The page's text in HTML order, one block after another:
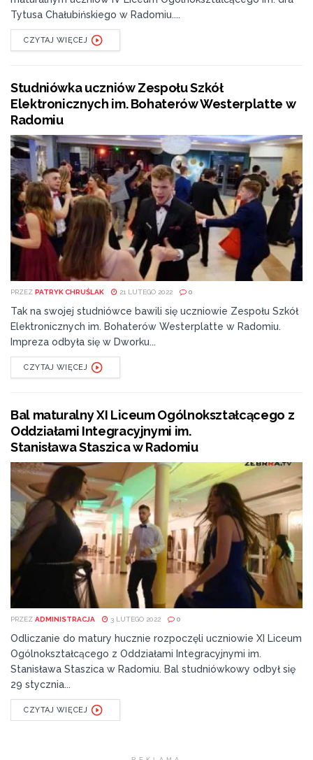
Tytusa Chałubińskiego w Radomiu....
CZYTAJ WIĘCEJ
Studniówka uczniów Zespołu Szkół
Elektronicznych im. Bohaterów Westerplatte w
Radomiu
PRZEZ PATRYK CHRUŚLAK 21 LUTEGO 2022 0
Tak na swojej studniówce bawili się uczniowie Zespołu Szkół
Elektronicznych im. Bohaterów Westerplatte w Radomiu.
Impreza odbyła się w Dworku...
CZYTAJ WIĘCEJ
Bal maturalny XI Liceum Ogólnokształcącego z
Oddziałami Integracyjnymi im.
Stanisława Staszica w Radomiu
PRZEZ ADMINISTRACJA 3 LUTEGO 2022 0
Odliczanie do matury hucznie rozpoczęli uczniowie XI Liceum
Ogólnokształcącego z Oddziałami Integracyjnymi im.
Stanisława Staszica w Radomiu. Bal studniówkowy odbył się
29 stycznia...
CZYTAJ WIĘCEJ